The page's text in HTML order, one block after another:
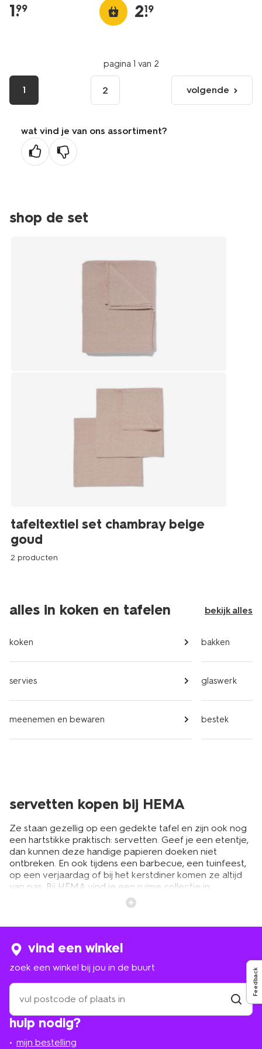
1.
99 2.
19
pagina 1 van 2
1 2
volgende
pagina
volgende
wat vind je van ons assortiment?
Feedback
shop de set
tafeltextiel set chambray beige
goud
2 producten
alles in koken en tafelen bekijk alles
koken
servies
meenemen en bewaren
bakken
glaswerk
bestek
servetten kopen bij HEMA
Ze staan gezellig op een gedekte tafel en zijn ook nog
een hartstikke praktisch: servetten. Geef je een etentje,
dan kunnen deze handige papieren doeken niet
ontbreken. En ook tijdens een barbecue, een tuinfeest,
op een verjaardag of bij het kerstdiner komen ze altijd
van pas. Bij HEMA vind je een ruime collectie in
verschillende uitvoeringen. Van papier tot katoen, met
of zonder print en klein of groot. Tijdens het seizoen
en je paastafel is compleet. Wat voor servet je ook
zoekt, bij HEMA zit je altijd goed.
katoenen en papieren servetten
Voor speciale gelegenheden is een voorraad servetten
altijd handig om in huis te hebben. Ze komen namelijk
altijd wel van pas. Tijdens een etentje bijvoorbeeld. Of
hulp nodig?
mijn bestelling
vind een winkel
zoek een winkel bij jou in de buurt
zoek
een
winkel
bij